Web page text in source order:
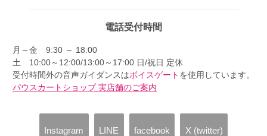
電話受付時間
月～金 9:30 ～ 18:00
土 10:00～12:00/13:00～17:00 日/祝日 定休
受付時間外の音声ガイダンスはボイスゲート を使用しています。
パウスカートショップ 実店舗のご案内
Instagram LINE facebook X (twitter)